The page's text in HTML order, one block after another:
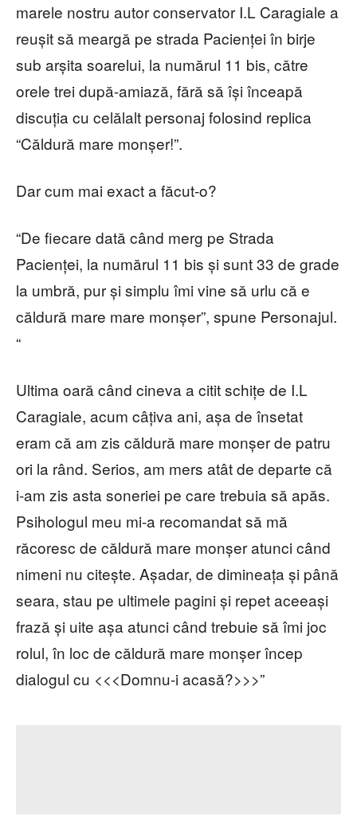
marele nostru autor conservator I.L Caragiale a
reușit să meargă pe strada Pacienței în birje
sub arșita soarelui, la numărul 11 bis, către
orele trei după-amiază, fără să își înceapă
discuția cu celălalt personaj folosind replica
“Căldură mare monșer!”.
Dar cum mai exact a făcut-o?
“De fiecare dată când merg pe Strada
Pacienței, la numărul 11 bis și sunt 33 de grade
la umbră, pur și simplu îmi vine să urlu că e
căldură mare mare monșer”, spune Personajul.
“
Ultima oară când cineva a citit schițe de I.L
Caragiale, acum câțiva ani, așa de însetat
eram că am zis căldură mare monșer de patru
ori la rând. Serios, am mers atât de departe că
i-am zis asta soneriei pe care trebuia să apăs.
Psihologul meu mi-a recomandat să mă
răcoresc de căldură mare monșer atunci când
nimeni nu citește. Așadar, de dimineața și până
seara, stau pe ultimele pagini și repet aceeași
frază și uite așa atunci când trebuie să îmi joc
rolul, în loc de căldură mare monșer încep
dialogul cu <<<Domnu-i acasă?>>>”